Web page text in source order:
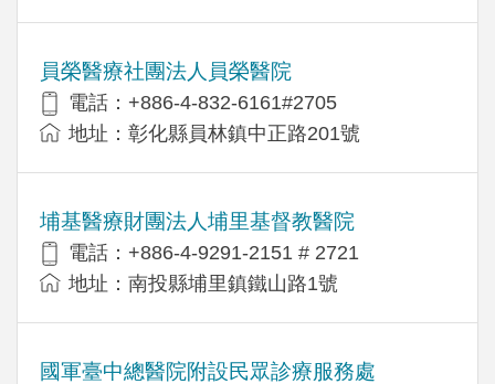
員榮醫療社團法人員榮醫院
電話：+886-4-832-6161#2705
地址：彰化縣員林鎮中正路201號
埔基醫療財團法人埔里基督教醫院
電話：+886-4-9291-2151 # 2721
地址：南投縣埔里鎮鐵山路1號
國軍臺中總醫院附設民眾診療服務處